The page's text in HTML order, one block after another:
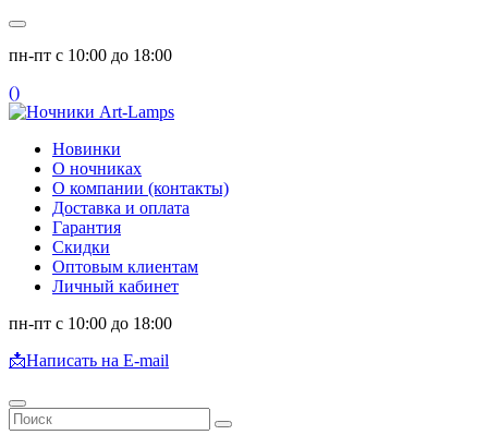
пн-пт с 10:00 до 18:00
()
Новинки
О ночниках
О компании (контакты)
Доставка и оплата
Гарантия
Скидки
Оптовым клиентам
Личный кабинет
пн-пт с 10:00 до 18:00
📩Написать на E-mail